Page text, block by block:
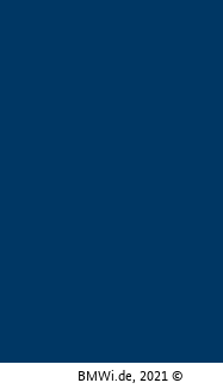
BMWi.de, 2021 ©